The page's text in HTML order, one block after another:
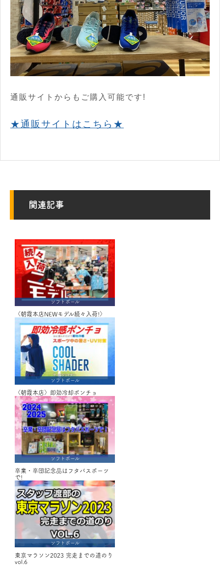
通販サイトからもご購入可能です!
★通販サイトはこちら★
関連記事
ソフトボール
〈朝霞本店NEWモデル続々入荷!〉
ソフトボール
〈朝霞本店〉即効冷却ポンチョ
ソフトボール
卒業・卒団記念品はフタバスポーツ
で!
ソフトボール
東京マラソン2023 完走までの道のり
vol.6